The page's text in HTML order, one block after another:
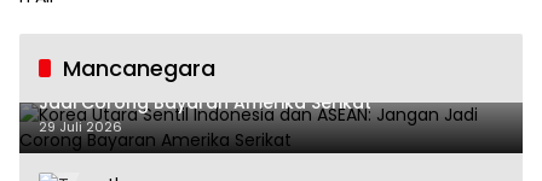
Mancanegara
Korea Utara Sentil Indonesia dan ASEAN: Jangan
Jadi Corong Bayaran Amerika Serikat
29 Juli 2026